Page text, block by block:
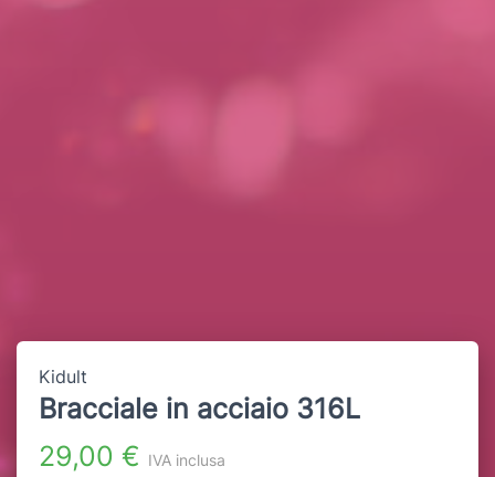
Kidult
Bracciale in acciaio 316L
29,00 € IVA inclusa